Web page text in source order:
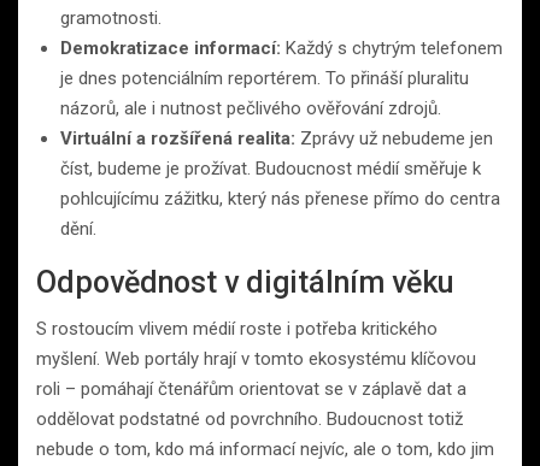
gramotnosti.
Demokratizace informací: Každý s chytrým telefonem
je dnes potenciálním reportérem. To přináší pluralitu
názorů, ale i nutnost pečlivého ověřování zdrojů.
Virtuální a rozšířená realita: Zprávy už nebudeme jen
číst, budeme je prožívat. Budoucnost médií směřuje k
pohlcujícímu zážitku, který nás přenese přímo do centra
dění.
Odpovědnost v digitálním věku
S rostoucím vlivem médií roste i potřeba kritického
myšlení. Web portály hrají v tomto ekosystému klíčovou
roli – pomáhají čtenářům orientovat se v záplavě dat a
oddělovat podstatné od povrchního. Budoucnost totiž
nebude o tom, kdo má informací nejvíc, ale o tom, kdo jim